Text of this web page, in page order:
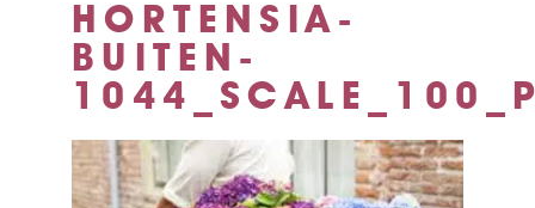
HORTENSIA-
BUITEN-